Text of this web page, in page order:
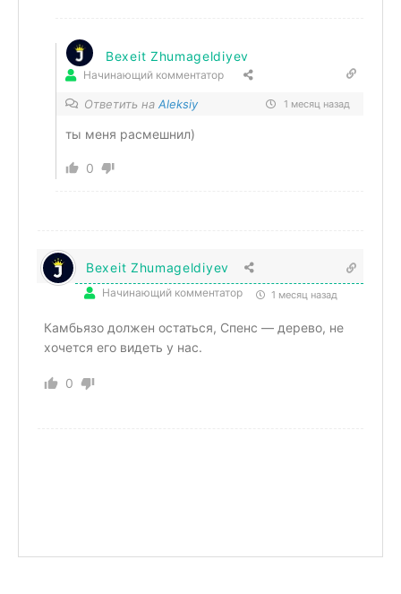
Bexeit Zhumageldiyev
Начинающий комментатор
Ответить на Aleksiy 1 месяц назад
ты меня расмешнил)
0
Bexeit Zhumageldiyev
Начинающий комментатор 1 месяц назад
Камбьязо должен остаться, Спенс — дерево, не
хочется его видеть у нас.
0